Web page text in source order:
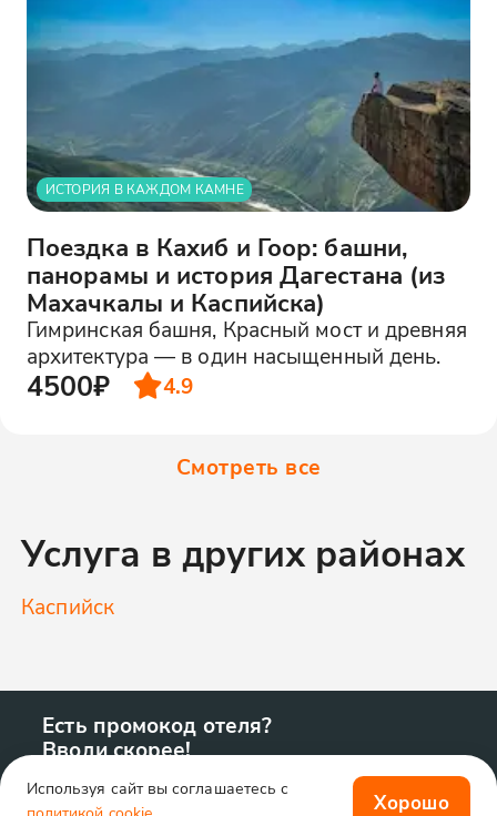
ИСТОРИЯ В КАЖДОМ КАМНЕ
Поездка в Кахиб и Гоор: башни,
панорамы и история Дагестана (из
Махачкалы и Каспийска)
Гимринская башня, Красный мост и древняя
архитектура — в один насыщенный день.
4500₽ 4.9
Смотреть все
Услуга в других районах
Каспийск
Есть промокод отеля?
Вводи скорее!
Используя сайт вы соглашаетесь с
политикой cookie
Хорошо